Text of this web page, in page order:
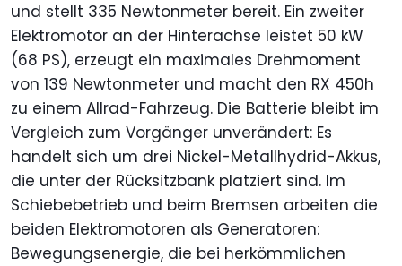
und stellt 335 Newtonmeter bereit. Ein zweiter
Elektromotor an der Hinterachse leistet 50 kW
(68 PS), erzeugt ein maximales Drehmoment
von 139 Newtonmeter und macht den RX 450h
zu einem Allrad-Fahrzeug. Die Batterie bleibt im
Vergleich zum Vorgänger unverändert: Es
handelt sich um drei Nickel-Metallhydrid-Akkus,
die unter der Rücksitzbank platziert sind. Im
Schiebebetrieb und beim Bremsen arbeiten die
beiden Elektromotoren als Generatoren:
Bewegungsenergie, die bei herkömmlichen